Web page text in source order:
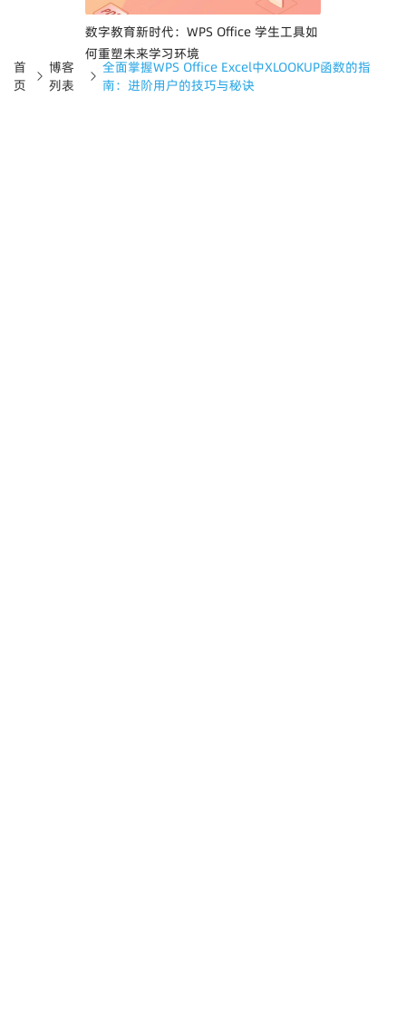
数字教育新时代：WPS Office 学生工具如
何重塑未来学习环境
首
页
博客
列表
全面掌握WPS Office Excel中XLOOKUP函数的指
南：进阶用户的技巧与秘诀